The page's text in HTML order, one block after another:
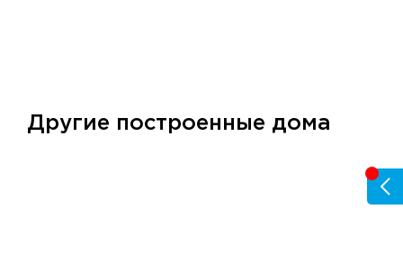
Другие построенные дома